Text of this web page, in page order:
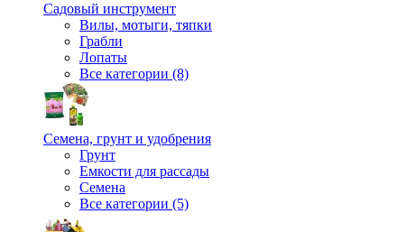
Садовый инструмент
Вилы, мотыги, тяпки
Грабли
Лопаты
Все категории (8)
Семена, грунт и удобрения
Грунт
Емкости для рассады
Семена
Все категории (5)